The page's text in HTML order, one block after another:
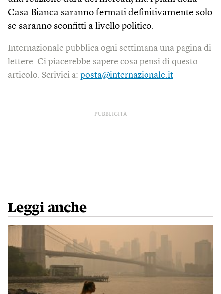
Casa Bianca saranno fermati definitivamente solo
se saranno sconfitti a livello politico.
Internazionale pubblica ogni settimana una pagina di
lettere. Ci piacerebbe sapere cosa pensi di questo
articolo. Scrivici a: posta@internazionale.it
PUBBLICITÀ
Leggi anche